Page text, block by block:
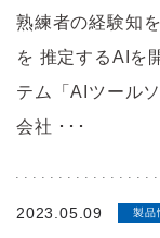
熟練者の経験知
を 推定するAIを
テム「AIツール
会社 ･･･
2023.05.09 製品